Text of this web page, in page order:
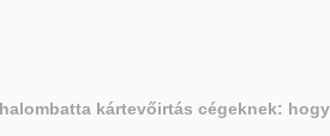
kártevőirtás cégeknek: